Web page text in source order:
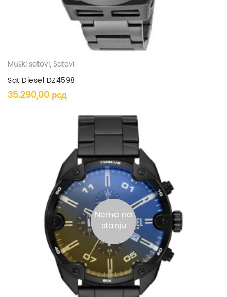
Muški satovi, Satovi
Sat Diesel DZ4598
35.290,00 рсд
Nema na
stanju